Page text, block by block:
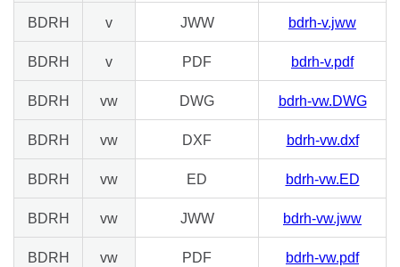
BDRH v JWW bdrh-v.jww
BDRH v PDF bdrh-v.pdf
BDRH vw DWG bdrh-vw.DWG
BDRH vw DXF bdrh-vw.dxf
BDRH vw ED bdrh-vw.ED
BDRH vw JWW bdrh-vw.jww
BDRH vw PDF bdrh-vw.pdf